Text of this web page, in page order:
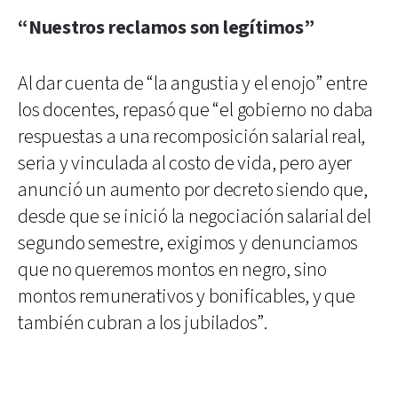
“Nuestros reclamos son legítimos”
Al dar cuenta de “la angustia y el enojo” entre
los docentes, repasó que “el gobierno no daba
respuestas a una recomposición salarial real,
seria y vinculada al costo de vida, pero ayer
anunció un aumento por decreto siendo que,
desde que se inició la negociación salarial del
segundo semestre, exigimos y denunciamos
que no queremos montos en negro, sino
montos remunerativos y bonificables, y que
también cubran a los jubilados”.